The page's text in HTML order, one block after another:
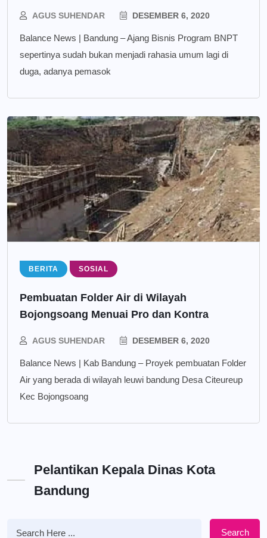
AGUS SUHENDAR DESEMBER 6, 2020
Balance News | Bandung – Ajang Bisnis Program BNPT
sepertinya sudah bukan menjadi rahasia umum lagi di
duga, adanya pemasok
BERITA SOSIAL
Pembuatan Folder Air di Wilayah
Bojongsoang Menuai Pro dan Kontra
AGUS SUHENDAR DESEMBER 6, 2020
Balance News | Kab Bandung – Proyek pembuatan Folder
Air yang berada di wilayah leuwi bandung Desa Citeureup
Kec Bojongsoang
Pelantikan Kepala Dinas Kota
Bandung
Search